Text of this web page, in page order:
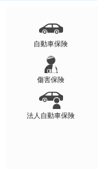
自動車保険
傷害保険
法人自動車保険